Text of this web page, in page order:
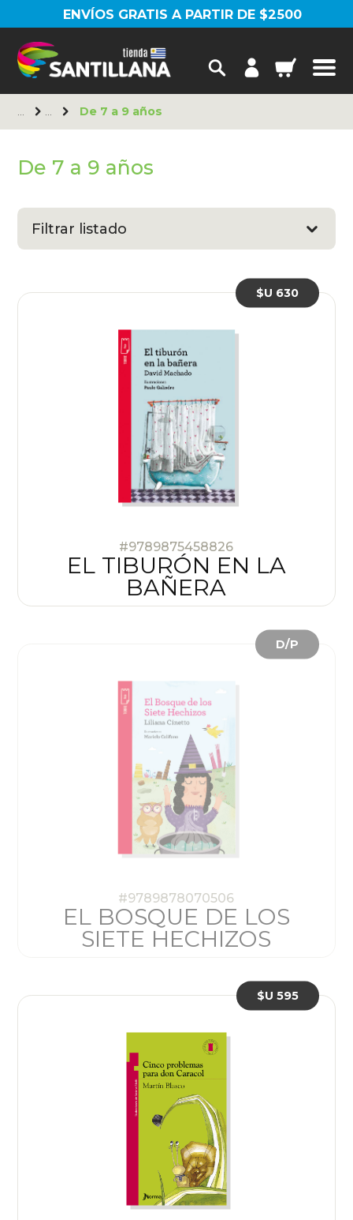
ENVÍOS GRATIS A PARTIR DE $2500
De 7 a 9 años
De 7 a 9 años
Filtrar listado
#9789875458826
EL TIBURÓN EN LA
BAÑERA
$U 630
#9789878070506
EL BOSQUE DE LOS
SIETE HECHIZOS
D/P
$U 595